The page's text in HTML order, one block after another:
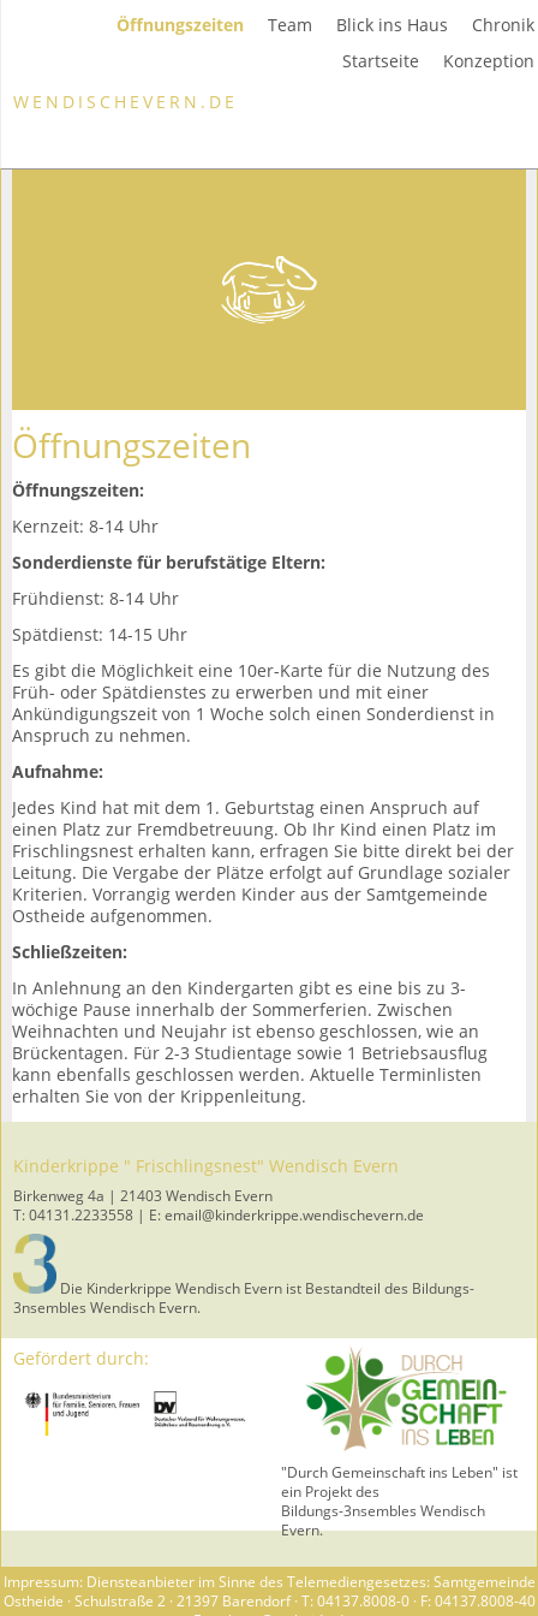
Chronik
Blick ins Haus
Team
Öffnungszeiten
Konzeption
Startseite
WENDISCHEVERN.DE
Öffnungszeiten
Öffnungszeiten:
Kernzeit: 8-14 Uhr
Sonderdienste für berufstätige Eltern:
Frühdienst: 8-14 Uhr
Spätdienst: 14-15 Uhr
Es gibt die Möglichkeit eine 10er-Karte für die Nutzung des
Früh- oder Spätdienstes zu erwerben und mit einer
Ankündigungszeit von 1 Woche solch einen Sonderdienst in
Anspruch zu nehmen.
Aufnahme:
Jedes Kind hat mit dem 1. Geburtstag einen Anspruch auf
einen Platz zur Fremdbetreuung. Ob Ihr Kind einen Platz im
Frischlingsnest erhalten kann, erfragen Sie bitte direkt bei der
Leitung. Die Vergabe der Plätze erfolgt auf Grundlage sozialer
Kriterien. Vorrangig werden Kinder aus der Samtgemeinde
Ostheide aufgenommen.
Schließzeiten:
In Anlehnung an den Kindergarten gibt es eine bis zu 3-
wöchige Pause innerhalb der Sommerferien. Zwischen
Weihnachten und Neujahr ist ebenso geschlossen, wie an
Brückentagen. Für 2-3 Studientage sowie 1 Betriebsausflug
kann ebenfalls geschlossen werden. Aktuelle Terminlisten
erhalten Sie von der Krippenleitung.
Kinderkrippe " Frischlingsnest" Wendisch Evern
Birkenweg 4a | 21403 Wendisch Evern
T: 04131.2233558 | E: email@kinderkrippe.wendischevern.de
Die Kinderkrippe Wendisch Evern ist Bestandteil des Bildungs-
3nsembles Wendisch Evern.
Gefördert durch:
"Durch Gemeinschaft ins Leben" ist
ein Projekt des
Bildungs-3nsembles Wendisch
Evern.
Impressum: Diensteanbieter im Sinne des Telemediengesetzes: Samtgemeinde
Ostheide · Schulstraße 2 · 21397 Barendorf · T: 04137.8008-0 · F: 04137.8008-40